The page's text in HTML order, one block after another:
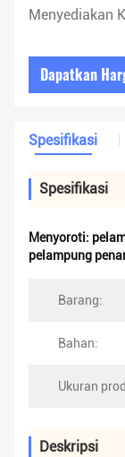
Menyediakan
Dapatkan
Spesifikasi
Spesifikasi
Menyoroti:
pelampung
Barang:
Bahan:
Ukuran
Deskripsi